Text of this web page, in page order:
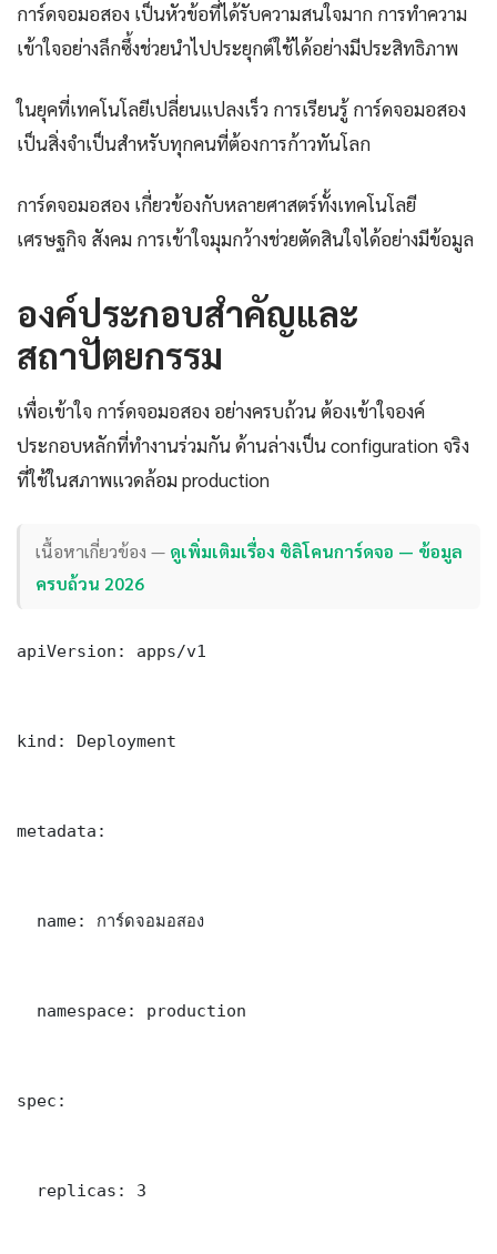
การ์ดจอมอสอง เป็นหัวข้อที่ได้รับความสนใจมาก การทำความ
เข้าใจอย่างลึกซึ้งช่วยนำไปประยุกต์ใช้ได้อย่างมีประสิทธิภาพ
ในยุคที่เทคโนโลยีเปลี่ยนแปลงเร็ว การเรียนรู้ การ์ดจอมอสอง
เป็นสิ่งจำเป็นสำหรับทุกคนที่ต้องการก้าวทันโลก
การ์ดจอมอสอง เกี่ยวข้องกับหลายศาสตร์ทั้งเทคโนโลยี
เศรษฐกิจ สังคม การเข้าใจมุมกว้างช่วยตัดสินใจได้อย่างมีข้อมูล
องค์ประกอบสำคัญและ
สถาปัตยกรรม
เพื่อเข้าใจ การ์ดจอมอสอง อย่างครบถ้วน ต้องเข้าใจองค์
ประกอบหลักที่ทำงานร่วมกัน ด้านล่างเป็น configuration จริง
ที่ใช้ในสภาพแวดล้อม production
เนื้อหาเกี่ยวข้อง — ดูเพิ่มเติมเรื่อง ซิลิโคนการ์ดจอ — ข้อมูล
ครบถ้วน 2026
apiVersion: apps/v1
kind: Deployment
metadata:
  name: การ์ดจอมอสอง
  namespace: production
spec:
  replicas: 3